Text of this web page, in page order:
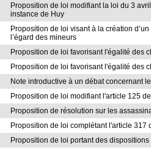
Proposition de loi modifiant la loi du 3
instance de Huy
Proposition de loi visant à la création
l’égard des mineurs
Proposition de loi favorisant l'égalité des
Proposition de loi favorisant l'égalité des
Note introductive à un débat concernant
Proposition de loi modifiant l'article 125
Proposition de résolution sur les
Proposition de loi complétant l'article
Proposition de loi portant des